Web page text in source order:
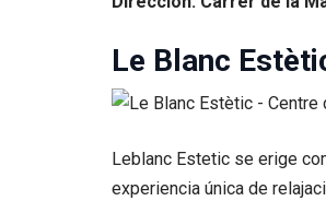
Le Blanc
Leblanc Estetic se erige
experiencia única de